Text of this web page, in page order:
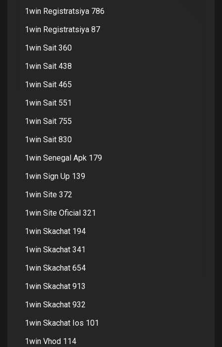
1win Registratsiya 786
1win Registratsiya 87
1win Sait 360
1win Sait 438
1win Sait 465
1win Sait 551
1win Sait 755
1win Sait 830
1win Senegal Apk 179
1win Sign Up 139
1win Site 372
1win Site Oficial 321
1win Skachat 194
1win Skachat 341
1win Skachat 654
1win Skachat 913
1win Skachat 932
1win Skachat Ios 101
1win Vhod 114